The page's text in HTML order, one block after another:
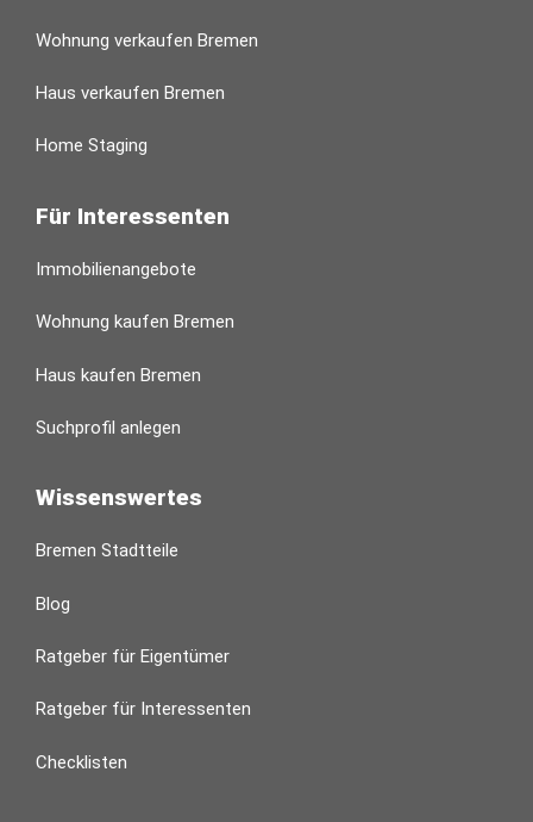
Wohnung verkaufen Bremen
Haus verkaufen Bremen
Home Staging
Für Interessenten
Immobilienangebote
Wohnung kaufen Bremen
Haus kaufen Bremen
Suchprofil anlegen
Wissenswertes
Bremen Stadtteile
Blog
Ratgeber für Eigentümer
Ratgeber für Interessenten
Checklisten